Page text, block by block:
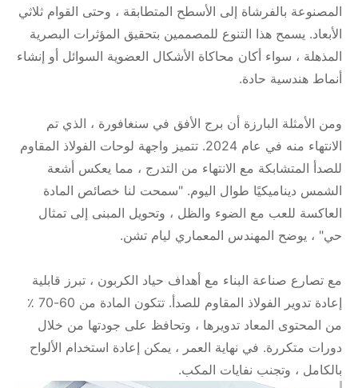
المصنوعة بالفرشاة إلى الأسطح المتطابقة ، وحتى القوام ثلاثي
الأبعاد. يسمح هذا التنوع للمصممين بتحقيق المؤثرات البصرية
المذهلة ، سواء أكان محاكاة الأشكال العضوية السوائل أو إنشاء
أنماط هندسية حادة.
ومن الأمثلة البارزة أن برج الأفق في سنغافورة ، الذي تم
الانتهاء منه في عام 2024. تتميز واجهة لوحات الفولاذ المقاوم
للصدأ المتشابكة مع الانتهاء من التدرج ، مما يعكس أشعة
الشمس ديناميكيًا طوال اليوم. "سمحت لنا خصائص المادة
العاكسة للعب مع الضوء والظل ، وتحويل المبنى إلى تمثال
حي" ، يوضح المهندس المعماري ليام تشن.
مع تصارع صناعة البناء مع أهداف حياد الكربون ، تبرز قابلية
إعادة تدوير الفولاذ المقاوم للصدأ. تتكون المادة من 60-70 ٪
من المحتوى المعاد تدويرها ، وتحافظ على جودتها من خلال
دورات متكررة. في نهاية العمر ، يمكن إعادة استخدام الألواح
بالكامل ، وتجنب نفايات المكب.